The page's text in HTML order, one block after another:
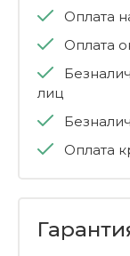
Оплата
Оплата
лиц
Оплата